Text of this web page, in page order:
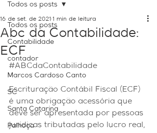
Todos os posts
Contabilidade
contador
Marcos Cardoso Canto
SC
Santa Catarina
Palhoça
Todos os posts
Abc da Contabilidade:
ECF
16 de set. de 2021 1 min de leitura
#ABCdaContabilidade
Escrituração Contábil Fiscal (ECF)
é uma obrigação acessória que
deve ser apresentada por pessoas
jurídicas tributadas pelo lucro real,